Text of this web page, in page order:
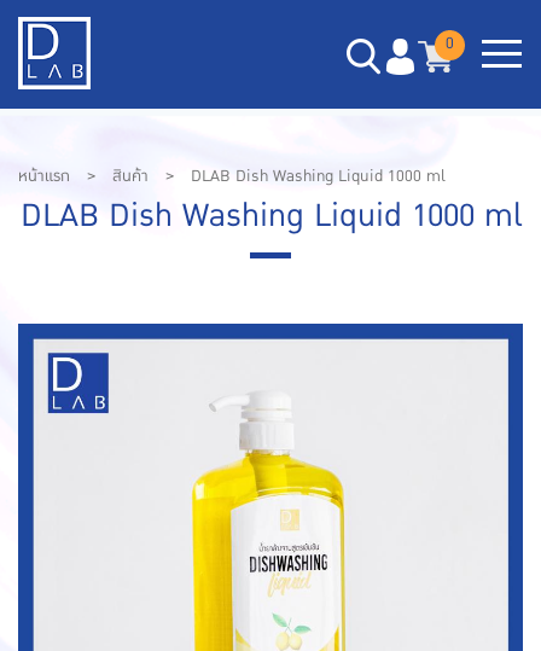
0
หน้าแรก > สินค้า > DLAB Dish Washing Liquid 1000 ml
DLAB Dish Washing Liquid 1000 ml